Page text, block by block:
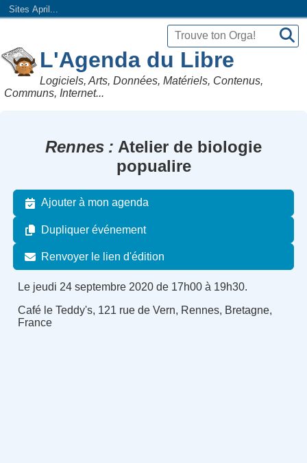
Sites April...
L'Agenda du Libre
Logiciels, Arts, Données, Matériels, Contenus,
Communs, Internet...
Rennes
Atelier de biologie
popualire
Ajouter à mon agenda
Dupliquer événement
Renvoyer le lien d'édition
Le jeudi 24 septembre 2020 de 17h00 à 19h30.
Café le Teddy's, 121 rue de Vern, Rennes, Bretagne,
France